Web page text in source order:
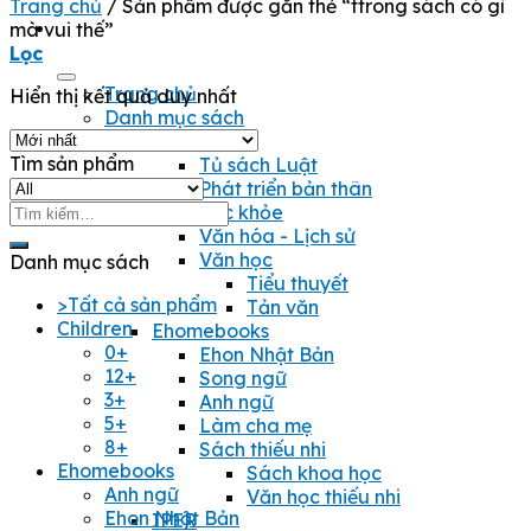
Trang chủ
Danh mục sách
Quảng Văn
Tủ sách Luật
Phát triển bản thân
Sức khỏe
Văn hóa - Lịch sử
Văn học
Tiểu thuyết
Tản văn
Ehomebooks
Ehon Nhật Bản
Song ngữ
Anh ngữ
Làm cha mẹ
Sách thiếu nhi
Sách khoa học
Văn học thiếu nhi
IPER
Trang chủ / Sản phẩm được gắn thẻ “ttrong sách có gì
mà vui thế”
Lọc
Hiển thị kết quả duy nhất
Tìm sản phẩm
Tìm
Danh mục sách
>Tất cả sản phẩm
Children
0+
12+
3+
5+
8+
Ehomebooks
Anh ngữ
Ehon Nhật Bản